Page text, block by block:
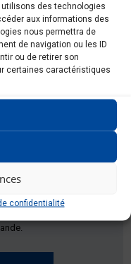
des technologies
aux informations des
nous permettra de
de navigation ou les ID
ou de retirer son
certaines caractéristiques
confidentialité